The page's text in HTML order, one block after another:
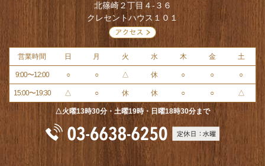
北篠崎２丁目４-３６
クレセントハウス１０１
営業時間 日 月 火 水 木 金 土
9:00〜12:00 ○ ○ △ 休 ○ ○ ○
15:00〜19:30 △ ○ 休 休 ○ ○ △
△火曜13時30分・土曜19時・日曜18時30分まで